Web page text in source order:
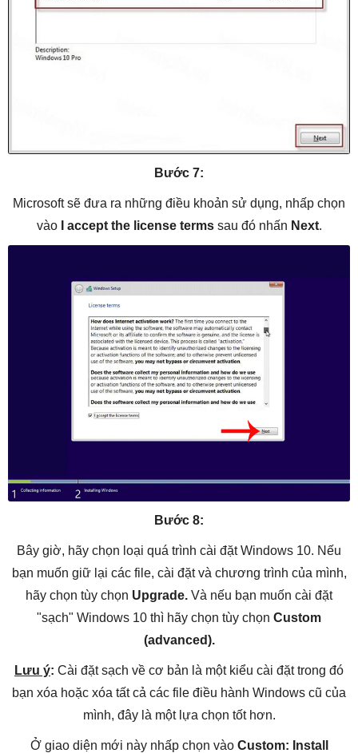
Bước 7:
Microsoft sẽ đưa ra những điều khoản sử dụng, nhấp chọn
vào
I accept the license termssau đó nhấn Next.
Bước 8:
Bây giờ, hãy chọn loại quá trình cài đặt Windows 10. Nếu
bạn muốn giữ lại các file, cài đặt và chương trình của mình,
hãy chọn tùy chọn Upgrade. Và nếu bạn muốn cài đặt
"sạch" Windows 10 thì hãy chọn tùy chọn Custom
(advanced).
Lưu ý: Cài đặt sạch về cơ bản là một kiểu cài đặt trong đó
bạn xóa hoặc xóa tất cả các file điều hành Windows cũ của
mình, đây là một lựa chọn tốt hơn.
Ở giao diện mới này nhấp chọn vào Custom: Install